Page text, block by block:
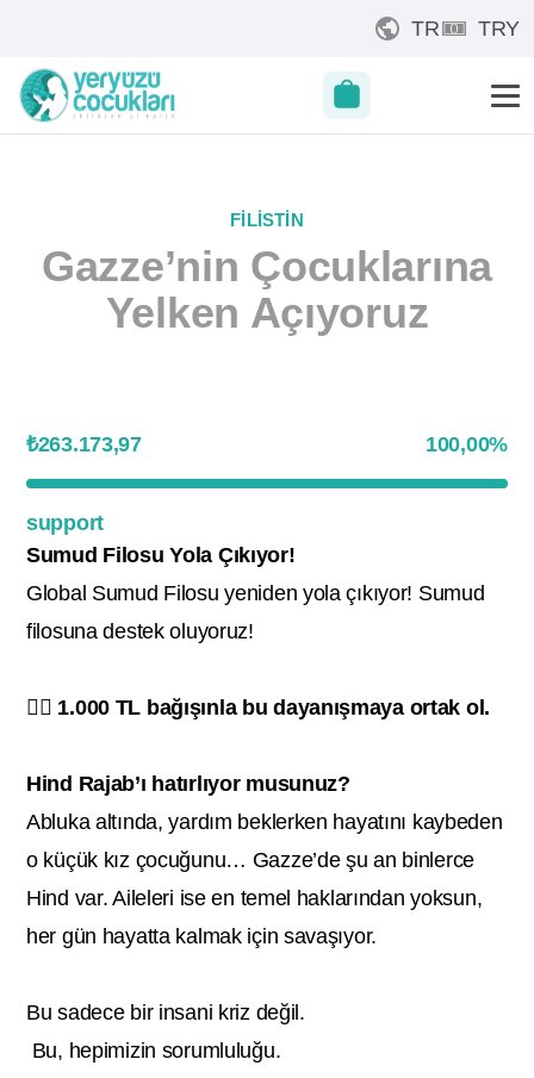
TR TRY
FILISTIN
Gazze’nin Çocuklarına
Yelken Açıyoruz
₺263.173,97 100,00%
support
Sumud Filosu Yola Çıkıyor!
Global Sumud Filosu yeniden yola çıkıyor! Sumud
filosuna destek oluyoruz!
👉🏻 1.000 TL bağışınla bu dayanışmaya ortak ol.
Hind Rajab’ı hatırlıyor musunuz?
Abluka altında, yardım beklerken hayatını kaybeden
o küçük kız çocuğunu… Gazze’de şu an binlerce
Hind var. Aileleri ise en temel haklarından yoksun,
her gün hayatta kalmak için savaşıyor.
Bu sadece bir insani kriz değil.
Bu, hepimizin sorumluluğu.